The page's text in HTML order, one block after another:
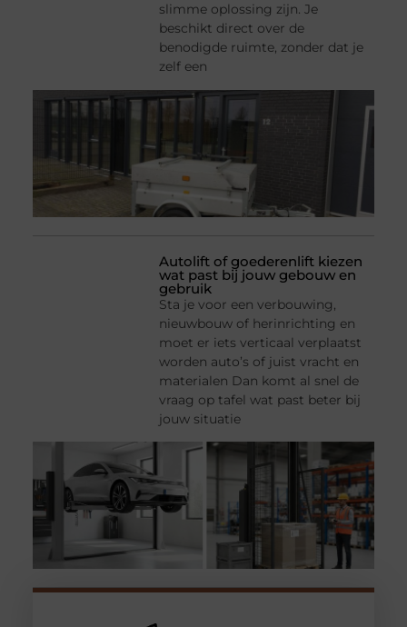
slimme oplossing zijn. Je
beschikt direct over de
benodigde ruimte, zonder dat je
zelf een
Autolift of goederenlift kiezen
wat past bij jouw gebouw en
gebruik
Sta je voor een verbouwing,
nieuwbouw of herinrichting en
moet er iets verticaal verplaatst
worden auto’s of juist vracht en
materialen Dan komt al snel de
vraag op tafel wat past beter bij
jouw situatie